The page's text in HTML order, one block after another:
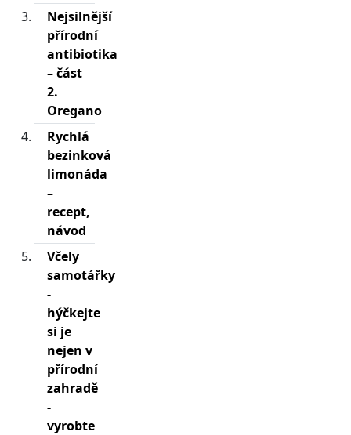
Nejsilnější
přírodní
antibiotika
– část
2.
Oregano
Rychlá
bezinková
limonáda
–
recept,
návod
Včely
samotářky
-
hýčkejte
si je
nejen v
přírodní
zahradě
-
vyrobte